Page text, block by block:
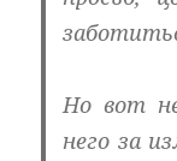
Но вот
него за